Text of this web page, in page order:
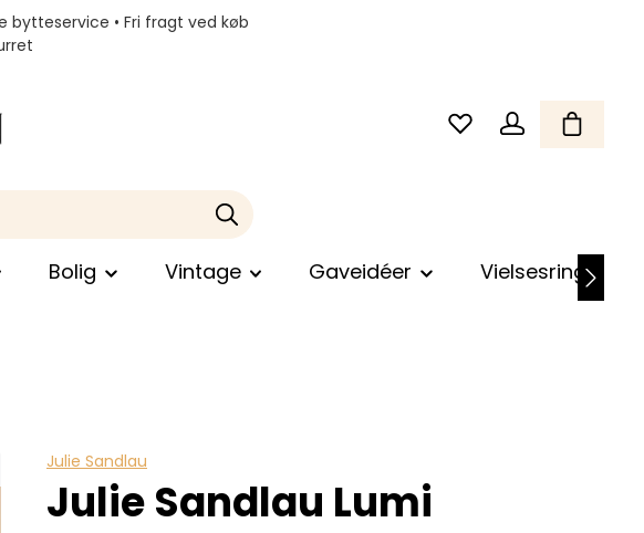
bytteservice • Fri fragt ved køb
Bolig Vintage Gaveidéer Vielsesringe
Julie Sandlau
Julie Sandlau Lumi